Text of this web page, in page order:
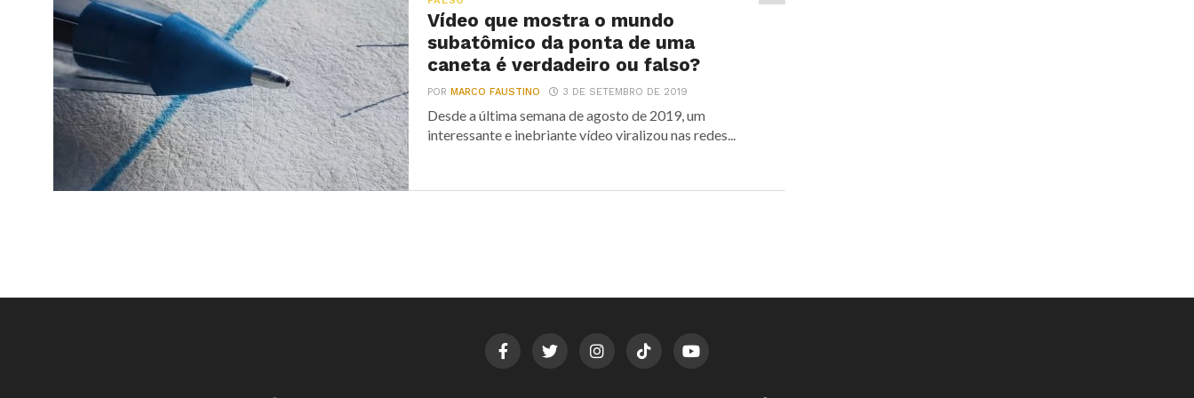
Vídeo que mostra o mundo
subatômico da ponta de uma
caneta é verdadeiro ou falso?
PORMARCO FAUSTINO 3 DE SETEMBRO DE 2019
Desde a última semana de agosto de 2019, um
interessante e inebriante vídeo viralizou nas redes...